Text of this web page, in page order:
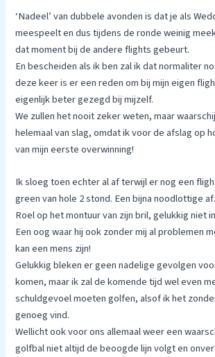
‘Nadeel’ van dubbele avonden is dat je als
meespeelt en dus tijdens de ronde weinig
dat moment bij de andere flights gebeurt.
En bescheiden als ik ben zal ik dat normaliter
deze keer is er een reden om bij mijn eigen
eigenlijk beter gezegd bij mijzelf.
We zullen het nooit zeker weten, maar
helemaal van slag, omdat ik voor de afslag op
van mijn eerste overwinning!
Ik sloeg toen echter al af terwijl er nog een
green van hole 2 stond. Een bijna noodlottige
Roel op het montuur van zijn bril, gelukkig niet
Een oog waar hij ook zonder mij al problemen
kan een mens zijn!
Gelukkig bleken er geen nadelige gevolgen
komen, maar ik zal de komende tijd wel even
schuldgevoel moeten golfen, alsof ik het
genoeg vind.
Wellicht ook voor ons allemaal weer een
golfbal niet altijd de beoogde lijn volgt en